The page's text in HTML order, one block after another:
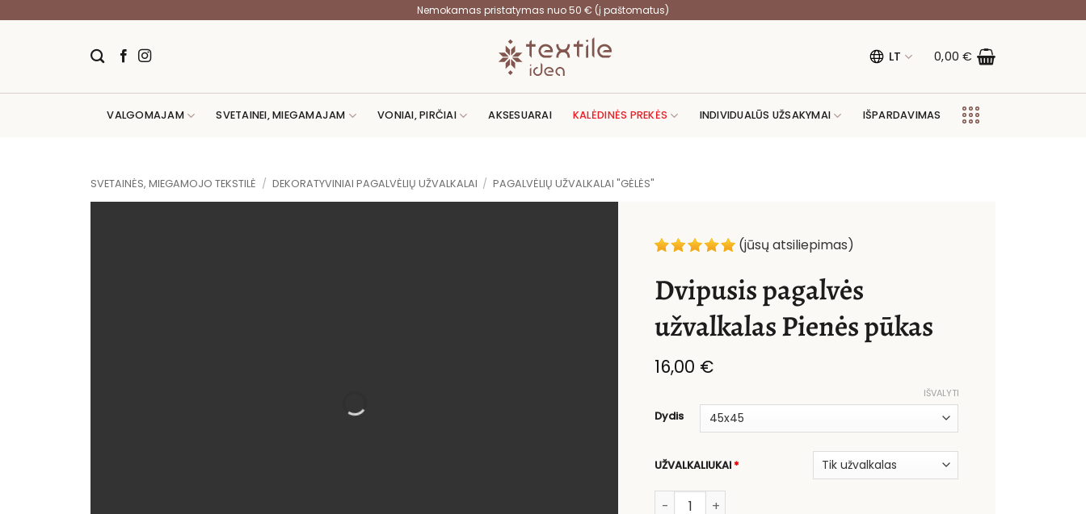
Nemokamas pristatymas nuo 50 € (į paštomatus)
LT 0,00€
VALGOMAJAM SVETAINEI, MIEGAMAJAM VONIAI, PIRČIAI AKSESUARAI KALĖDINĖS PREKĖS INDIVIDUALŪS UŽSAKYMAI IŠPARDAVIMAS
SVETAINĖS, MIEGAMOJO TEKSTILĖ / DEKORATYVINIAI PAGALVĖLIŲ UŽVALKALAI / PAGALVĖLIŲ UŽVALKALAI "GĖLĖS"
(jūsų atsiliepimas)
Dvipusis pagalvės
užvalkalas Pienės pūkas
16,00 €
Dydis
IŠVALYTI
UŽVALKALIUKAI*
produkto kiekis: Dvipusis pagalvės užvalkalas Pienės pūkas